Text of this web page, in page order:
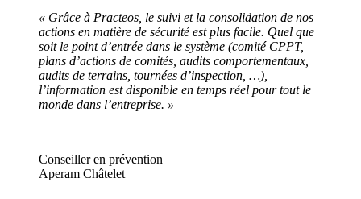
« Grâce à Practeos, le suivi et la consolidation de nos
actions en matière de sécurité est plus facile. Quel que
soit le point d’entrée dans le système (comité CPPT,
plans d’actions de comités, audits comportementaux,
audits de terrains, tournées d’inspection, …),
l’information est disponible en temps réel pour tout le
monde dans l’entreprise. »
Conseiller en prévention
Aperam Châtelet